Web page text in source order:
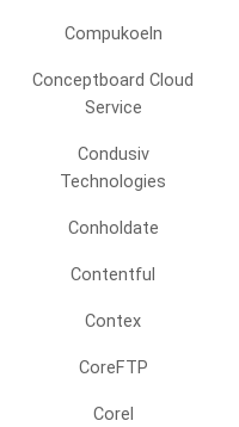
Compukoeln
Conceptboard Cloud
Service
Condusiv
Technologies
Conholdate
Contentful
Contex
CoreFTP
Corel